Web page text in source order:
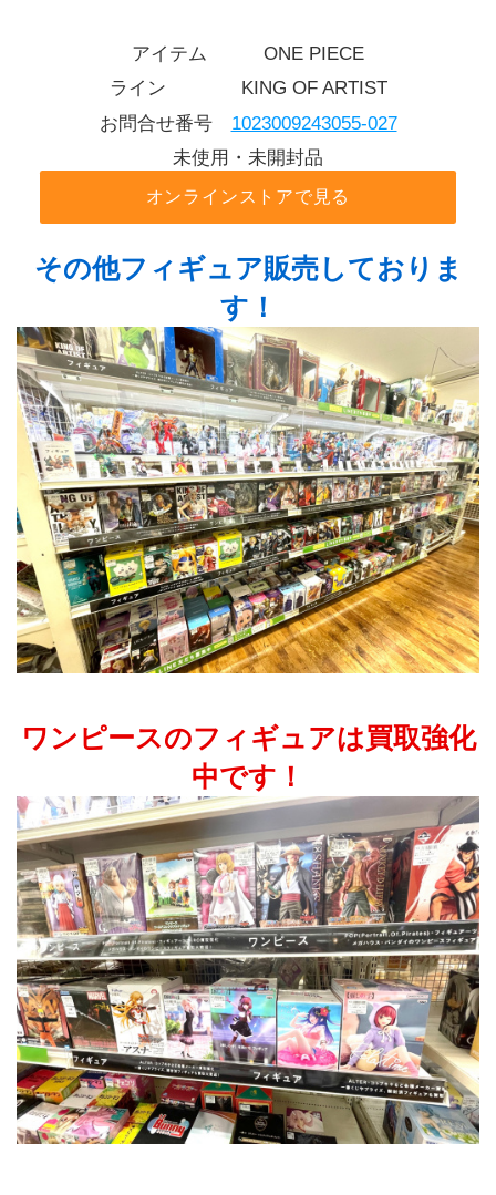
アイテム   ONE PIECE
ライン    KING OF ARTIST
お問合せ番号 1023009243055-027
未使用・未開封品
オンラインストアで見る
その他フィギュア販売しておりま
す！
ワンピースのフィギュアは買取強化
中です！